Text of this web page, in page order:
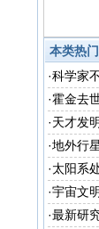
本类热门
·科学家
生命吗？
·霍金去
言！
·天才发
9就是万
·地外行
外！
·太阳系
处于宇
·宇宙文
（有视
·最新研